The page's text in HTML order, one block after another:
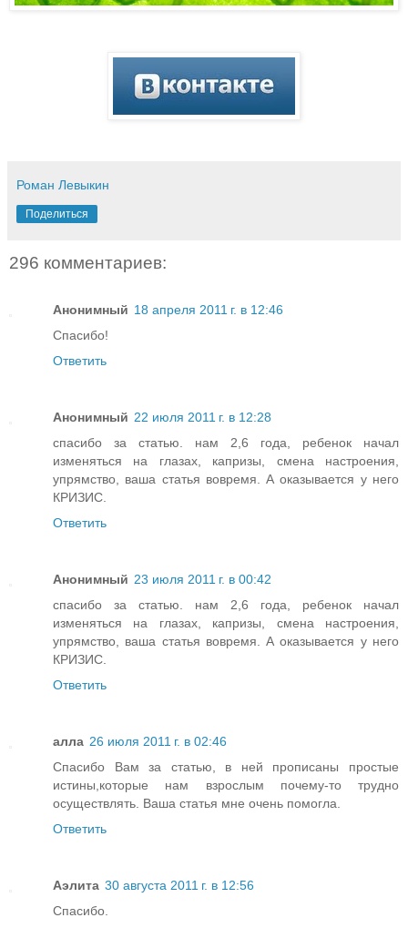
Роман Левыкин
Поделиться
296 комментариев:
Анонимный 18 апреля 2011 г. в 12:46
Спасибо!
Ответить
Анонимный 22 июля 2011 г. в 12:28
спасибо за статью. нам 2,6 года, ребенок начал
изменяться на глазах, капризы, смена настроения,
упрямство, ваша статья вовремя. А оказывается у него
КРИЗИС.
Ответить
Анонимный 23 июля 2011 г. в 00:42
спасибо за статью. нам 2,6 года, ребенок начал
изменяться на глазах, капризы, смена настроения,
упрямство, ваша статья вовремя. А оказывается у него
КРИЗИС.
Ответить
алла 26 июля 2011 г. в 02:46
Спасибо Вам за статью, в ней прописаны простые
истины,которые нам взрослым почему-то трудно
осуществлять. Ваша статья мне очень помогла.
Ответить
Аэлита 30 августа 2011 г. в 12:56
Спасибо.